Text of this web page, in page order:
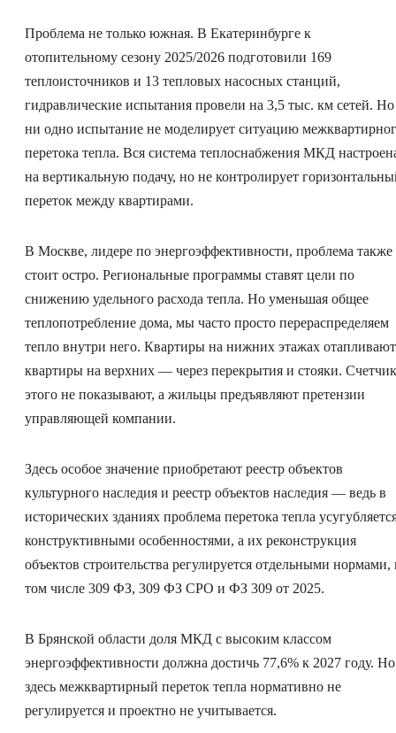
Проблема не только южная. В Екатеринбурге к
отопительному сезону 2025/2026 подготовили 169
теплоисточников и 13 тепловых насосных станций,
гидравлические испытания провели на 3,5 тыс. км сетей. Но
ни одно испытание не моделирует ситуацию
перетока тепла. Вся система теплоснабжения МКД
на вертикальную подачу, но не контролирует
переток между квартирами.
В Москве, лидере по энергоэффективности, проблема также
стоит остро. Региональные программы ставят цели по
снижению удельного расхода тепла. Но уменьшая общее
теплопотребление дома, мы часто просто перераспределяем
тепло внутри него. Квартиры на нижних этажах отапливают
квартиры на верхних — через перекрытия и стояки.
этого не показывают, а жильцы предъявляют претензии
управляющей компании.
Здесь особое значение приобретают реестр объектов
культурного наследия и реестр объектов наследия — ведь в
исторических зданиях проблема перетока тепла
конструктивными особенностями, а их реконструкция
объектов строительства регулируется отдельными нормами,
том числе 309 ФЗ, 309 ФЗ СРО и ФЗ 309 от 2025.
В Брянской области доля МКД с высоким классом
энергоэффективности должна достичь 77,6% к 2027 году.
здесь межквартирный переток тепла нормативно не
регулируется и проектно не учитывается.